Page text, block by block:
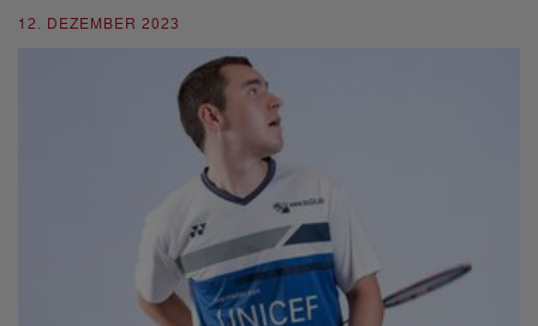
12. DEZEMBER 2023